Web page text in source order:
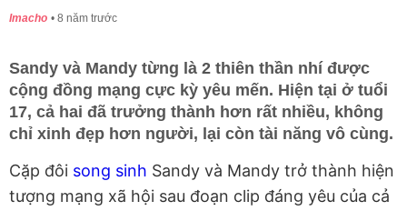
Imacho 8 năm trước
Sandy và Mandy từng là 2 thiên thần nhí được
cộng đồng mạng cực kỳ yêu mến. Hiện tại ở tuổi
17, cả hai đã trưởng thành hơn rất nhiều, không
chỉ xinh đẹp hơn người, lại còn tài năng vô cùng.
Cặp đôi song sinh Sandy và Mandy trở thành hiện
tượng mạng xã hội sau đoạn clip đáng yêu của cả